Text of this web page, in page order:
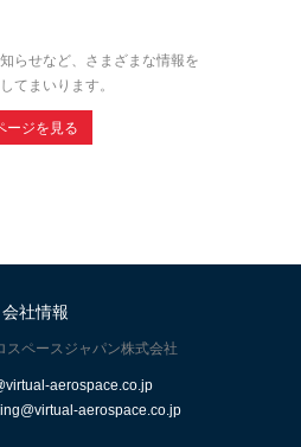
らせなど、さまざまな情報を
てまいります。
ージを見る
会社情報
スペースジャパン株式会社
aerospace.co.jp
aerospace.co.jp